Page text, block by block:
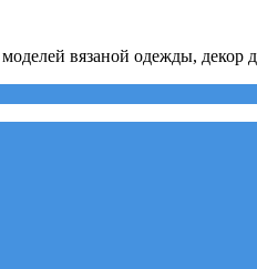
вязаной одежды, декор